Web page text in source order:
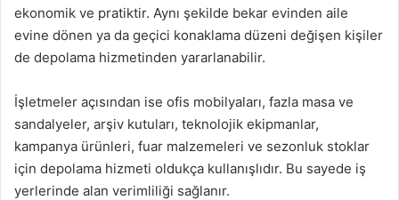
ekonomik ve pratiktir. Aynı şekilde bekar evinden aile
evine dönen ya da geçici konaklama düzeni değişen kişiler
de depolama hizmetinden yararlanabilir.
İşletmeler açısından ise ofis mobilyaları, fazla masa ve
sandalyeler, arşiv kutuları, teknolojik ekipmanlar,
kampanya ürünleri, fuar malzemeleri ve sezonluk stoklar
için depolama hizmeti oldukça kullanışlıdır. Bu sayede iş
yerlerinde alan verimliliği sağlanır.